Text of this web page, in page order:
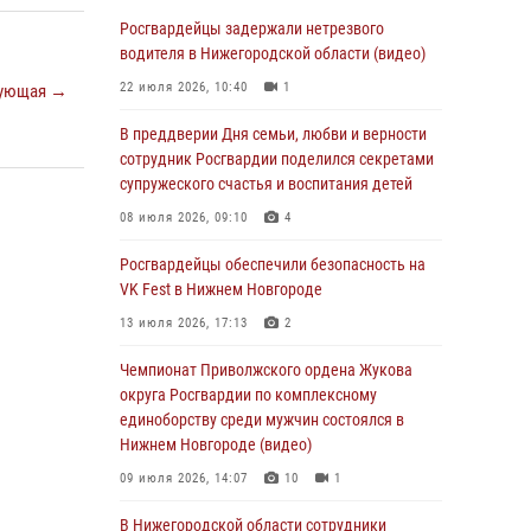
→
Росгвардии «по горячим следам» задержали
правонарушителя за стрельбу
17 июля 2026, 05:17
В Нижегородской области продолжаются
мероприятия в рамках всероссийской
ведомственной акции «Каникулы с
Росгвардейцы обеспечили безопасность на
VK Fest в Нижнем Новгороде
Нижегородские росгвардейцы за
прошедшую неделю выезжали более 750 раз
по сигналу «тревога»
13 июля 2026, 06:45
Росгвардейцы предотвратили серию краж в
Росгвардейцы задержали нетрезвого
водителя в Нижегородской области (видео)
22 июля 2026, 10:40 1
В преддверии Дня семьи, любви и верности
сотрудник Росгвардии поделился секретами
супружеского счастья и воспитания детей
08 июля 2026, 09:10 4
Росгвардейцы обеспечили безопасность на
VK Fest в Нижнем Новгороде
13 июля 2026, 17:13 2
Чемпионат Приволжского ордена Жукова
округа Росгвардии по комплексному
единоборству среди мужчин состоялся в
Нижнем Новгороде (видео)
09 июля 2026, 14:07 10 1
В Нижегородской области сотрудники